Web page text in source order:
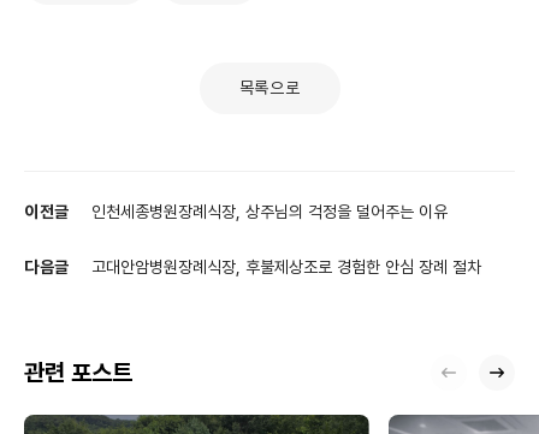
목록으로
이전글 인천세종병원장례식장, 상주님의 걱정을 덜어주는 이유
다음글 고대안암병원장례식장, 후불제상조로 경험한 안심 장례 절차
관련 포스트